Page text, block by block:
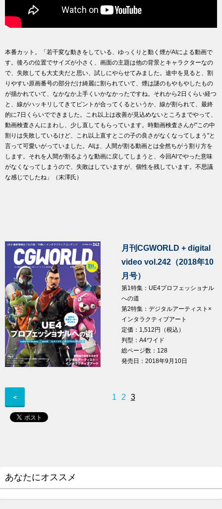
本番カット。「若干変な動きをしている、ゆっくりと動く煙がAIによる動画で
す。後ろの位置でサイズが小さく、画面の主題は他の背景とキャラクターなの
で、失敗しても大丈夫だと思い、試しにやらせてみました。途中を見ると、割
りやすい原画番号の部分だけ綺麗に割られていて、煙は謎のもやもやしたもの
が描かれていて、なかなか上手くいかなかったですね。それから2日くらい経つ
と、線がハッキリしてきてピントが合ってくるというか、線が割られて、最終
的に7日くらいでできました。これ以上は改善が見込めないところまでやって、
動画検査さんにまわし、少し直してもらっています。時動画検査さんが"この中
割りは失敗しているけど、これ以上直すとこの子の良さがなくなってしまう"と
言って可愛いがっていました。AIは、人間が割る動画とは全然ちがう割り方を
します。それを人間が割るような動画に戻してしまうと、今回AIでやった意味
がなくなってしまうので、失敗はしていますが、個性を残しています。不思議
な感じでしたね」（末澤氏）
月刊CGWORLD + digital
video vol.242（2018年10
月号）
第1特集：UE4プロフェッショナル
への道
第2特集：デジタルアーティスト×
インタラクティブアート
定価：1,512円（税込）
判型：A4ワイド
総ページ数：128
発売日：2018年9月10日
＜ 1 2 3
あなたにオススメ